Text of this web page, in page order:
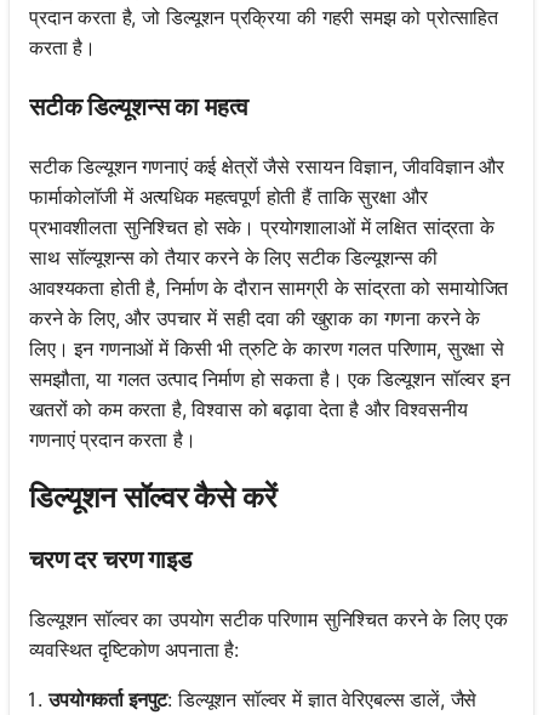
प्रदान करता है, जो डिल्यूशन प्रक्रिया की गहरी समझ को प्रोत्साहित
करता है।
सटीक डिल्यूशन्स का महत्व
सटीक डिल्यूशन गणनाएं कई क्षेत्रों जैसे रसायन विज्ञान, जीवविज्ञान और
फार्माकोलॉजी में अत्यधिक महत्वपूर्ण होती हैं ताकि सुरक्षा और
प्रभावशीलता सुनिश्चित हो सके। प्रयोगशालाओं में लक्षित सांद्रता के
साथ सॉल्यूशन्स को तैयार करने के लिए सटीक डिल्यूशन्स की
आवश्यकता होती है, निर्माण के दौरान सामग्री के सांद्रता को समायोजित
करने के लिए, और उपचार में सही दवा की खुराक का गणना करने के
लिए। इन गणनाओं में किसी भी त्रुटि के कारण गलत परिणाम, सुरक्षा से
समझौता, या गलत उत्पाद निर्माण हो सकता है। एक डिल्यूशन सॉल्वर इन
खतरों को कम करता है, विश्वास को बढ़ावा देता है और विश्वसनीय
गणनाएं प्रदान करता है।
डिल्यूशन सॉल्वर कैसे करें
चरण दर चरण गाइड
डिल्यूशन सॉल्वर का उपयोग सटीक परिणाम सुनिश्चित करने के लिए एक
व्यवस्थित दृष्टिकोण अपनाता है:
उपयोगकर्ता इनपुट: डिल्यूशन सॉल्वर में ज्ञात वेरिएबल्स डालें, जैसे